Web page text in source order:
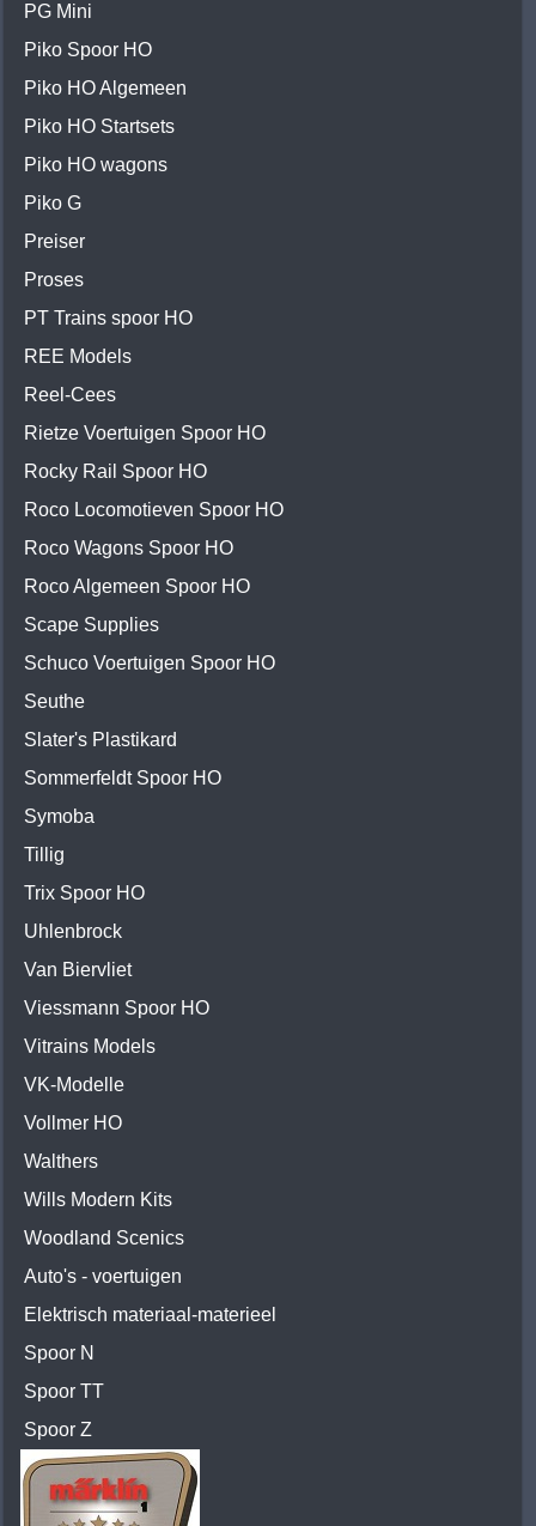
PG Mini
Piko Spoor HO
Piko HO Algemeen
Piko HO Startsets
Piko HO wagons
Piko G
Preiser
Proses
PT Trains spoor HO
REE Models
Reel-Cees
Rietze Voertuigen Spoor HO
Rocky Rail Spoor HO
Roco Locomotieven Spoor HO
Roco Wagons Spoor HO
Roco Algemeen Spoor HO
Scape Supplies
Schuco Voertuigen Spoor HO
Seuthe
Slater's Plastikard
Sommerfeldt Spoor HO
Symoba
Tillig
Trix Spoor HO
Uhlenbrock
Van Biervliet
Viessmann Spoor HO
Vitrains Models
VK-Modelle
Vollmer HO
Walthers
Wills Modern Kits
Woodland Scenics
Auto's - voertuigen
Elektrisch materiaal-materieel
Spoor N
Spoor TT
Spoor Z